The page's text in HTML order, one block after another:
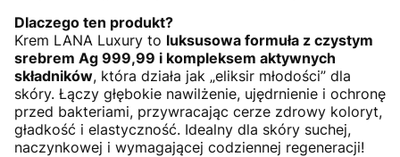
Dlaczego ten produkt?
Krem LANA Luxury to luksusowa formuła z czystym
srebrem Ag 999,99 i kompleksem aktywnych
składników, która działa jak „eliksir młodości” dla
skóry. Łączy głębokie nawilżenie, ujędrnienie i ochronę
przed bakteriami, przywracając cerze zdrowy koloryt,
gładkość i elastyczność. Idealny dla skóry suchej,
naczynkowej i wymagającej codziennej regeneracji!